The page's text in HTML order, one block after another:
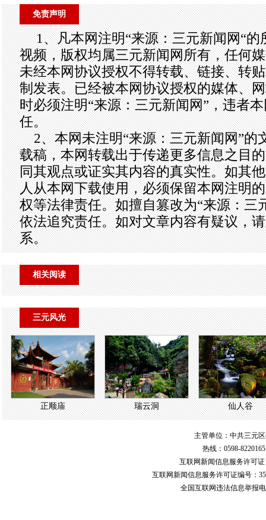
免责声明
1、凡本网注明“来源：三元新闻网“
视频，版权均属三元新闻网所有，任何
未经本网协议授权不得转载、链接、转
制发表。已经被本网协议授权的媒体、
时必须注明“来源：三元新闻网”，违者
任。
2、本网未注明“来源：三元新闻网”的
载稿，本网转载出于传递更多信息之目
同其观点或证实其内容的真实性。如其
人从本网下载使用，必须保留本网注明
权等法律责任。如擅自篡改为“来源：三
依法追究责任。如对文章内容有疑议，
系。
相关阅读
三元风光
正顺庙 瑞云洞 仙人谷
主管单位：中共三元
热线：0598-
互联网新闻信息服务许可证
互联网新闻信息服务许可证编号：
全国互联网违法信息举报